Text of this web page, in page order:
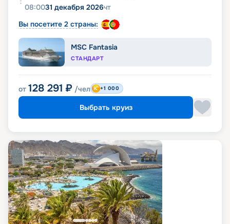
08:0031 декабря 2026чт
Вы посетите 2 страны:
MSC Fantasia
СТАНДАРТ
от 128 291 ₽ /чел +1 000
Выбрать круиз